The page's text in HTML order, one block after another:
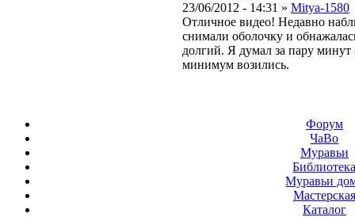
23/06/2012 - 14:31 » Mitya-1580
Отличное видео! Недавно
снимали оболочку и
долгий. Я думал за пару минут
минимум возились.
Форум
ЧаВо
Муравьи
Муравьи
Мастерская
Каталог